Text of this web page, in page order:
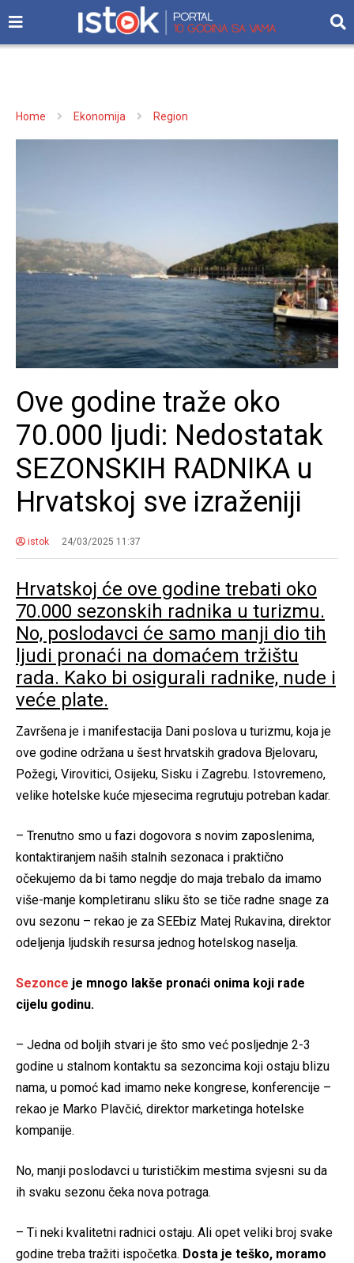
Home Ekonomija Region
Ove godine traže oko
70.000 ljudi: Nedostatak
SEZONSKIH RADNIKA u
Hrvatskoj sve izraženiji
istok 24/03/2025 11:37
Hrvatskoj će ove godine trebati oko
70.000 sezonskih radnika u turizmu.
No, poslodavci će samo manji dio tih
ljudi pronaći na domaćem tržištu
rada. Kako bi osigurali radnike, nude i
veće plate.
Završena je i manifestacija Dani poslova u turizmu, koja je
ove godine održana u šest hrvatskih gradova Bjelovaru,
Požegi, Virovitici, Osijeku, Sisku i Zagrebu. Istovremeno,
velike hotelske kuće mjesecima regrutuju potreban kadar.
– Trenutno smo u fazi dogovora s novim zaposlenima,
kontaktiranjem naših stalnih sezonaca i praktično
očekujemo da bi tamo negdje do maja trebalo da imamo
više-manje kompletiranu sliku što se tiče radne snage za
ovu sezonu – rekao je za SEEbiz Matej Rukavina, direktor
odeljenja ljudskih resursa jednog hotelskog naselja.
Sezonce je mnogo lakše pronaći onima koji rade
cijelu godinu.
– Jedna od boljih stvari je što smo već posljednje 2-3
godine u stalnom kontaktu sa sezoncima koji ostaju blizu
nama, u pomoć kad imamo neke kongrese, konferencije –
rekao je Marko Plavčić, direktor marketinga hotelske
kompanije.
No, manji poslodavci u turističkim mestima svjesni su da
ih svaku sezonu čeka nova potraga.
– Ti neki kvalitetni radnici ostaju. Ali opet veliki broj svake
godine treba tražiti ispočetka. Dosta je teško, moramo